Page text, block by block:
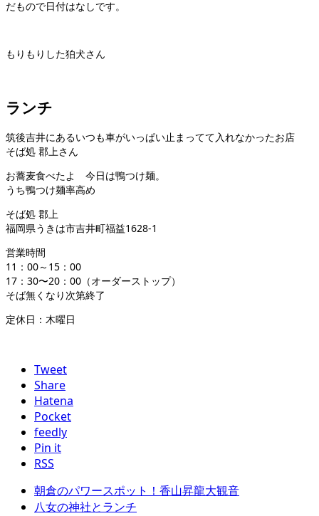
だもので日付はなしです。
もりもりした狛犬さん
ランチ
筑後吉井にあるいつも車がいっぱい止まってて入れなかったお店
そば処 郡上さん
お蕎麦食べたよ 今日は鴨つけ麺。
うち鴨つけ麺率高め
そば処 郡上
福岡県うきは市吉井町福益1628-1
営業時間
11：00～15：00
17：30〜20：00（オーダーストップ）
そば無くなり次第終了
定休日：木曜日
Tweet
Share
Hatena
Pocket
feedly
Pin it
RSS
朝倉のパワースポット！香山昇龍大観音
八女の神社とランチ